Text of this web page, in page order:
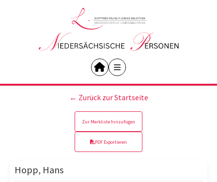
← Zurück zur Startseite
Zur Merkliste hinzufügen
PDF Exportieren
Hopp, Hans